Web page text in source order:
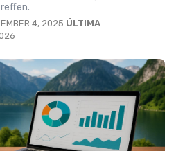
4, 2025 ÚLTIMA